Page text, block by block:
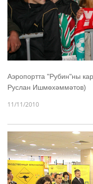
Аэропортта "Рубин"ны
Руслан Ишмөхәммәтов)
11/11/2010